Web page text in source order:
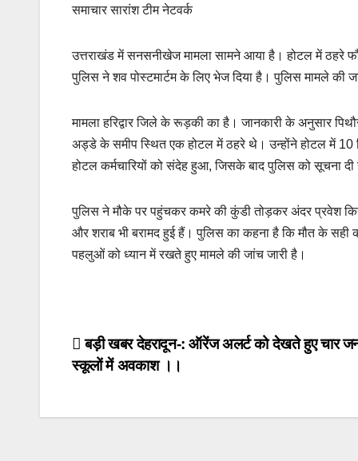
o
k
lt
A
p
o
y
L
n
k
S
a
r
समाचार सारांश टीम नेटवर्क
उत्तराखंड में सनसनीखेज मामला सामने आया है। होटल में ठहरे
पुलिस ने शव पोस्टमार्टम के लिए भेज दिया है। पुलिस मामले की
मामला हरिद्वार जिले के रूड़की का है। जानकारी के अनुसार
अड्डे के समीप स्थित एक होटल में ठहरे थे। उन्होंने होटल में 10
होटल कर्मचारियों को संदेह हुआ, जिसके बाद पुलिस को सूचना दी
पुलिस ने मौके पर पहुंचकर कमरे की कुंडी तोड़कर अंदर प्रवेश
और शराब भी बरामद हुई हैं। पुलिस का कहना है कि मौत के सही
पहलुओं को ध्यान में रखते हुए मामले की जांच जारी है।
Post
navigation
बड़ी खबर देहरादून-: ऑरेंज अलर्ट को देखते हुए चार
स्कूलों में अवकाश ।।